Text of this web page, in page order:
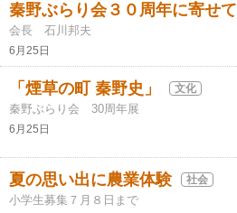
秦野ぶらり会３０周年に寄せて
会長 石川邦夫
6月25日
「煙草の町 秦野史」 文化
秦野ぶらり会 30周年展
6月25日
夏の思い出に農業体験 社会
小学生募集７月８日まで